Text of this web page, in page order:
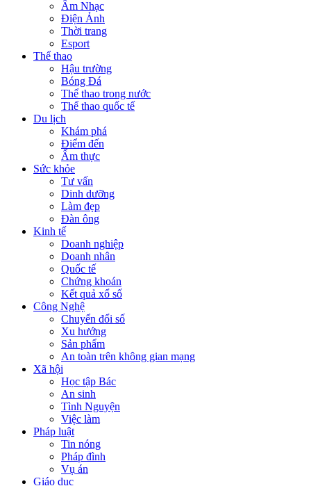
Âm Nhạc
Điện Ảnh
Thời trang
Esport
Thể thao
Hậu trường
Bóng Đá
Thể thao trong nước
Thể thao quốc tế
Du lịch
Khám phá
Điểm đến
Ẩm thực
Sức khỏe
Tư vấn
Dinh dưỡng
Làm đẹp
Đàn ông
Kinh tế
Doanh nghiệp
Doanh nhân
Quốc tế
Chứng khoán
Kết quả xổ số
Công Nghệ
Chuyển đổi số
Xu hướng
Sản phẩm
An toàn trên không gian mạng
Xã hội
Học tập Bác
An sinh
Tình Nguyện
Việc làm
Pháp luật
Tin nóng
Pháp đình
Vụ án
Giáo dục